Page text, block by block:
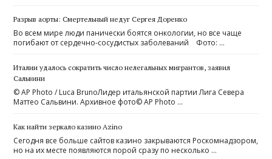
Разрыв аорты: Смертельный недуг Сергея Доренко
Во всем мире люди панически боятся онкологии, но все чаще
погибают от сердечно-сосудистых заболеваний Фото: …
Италии удалось сократить число нелегальных мигрантов, заявил
Сальвини
© AP Photo / Luca BrunoЛидер итальянской партии Лига Севера
Маттео Сальвини. Архивное фото© AP Photo …
Как найти зеркало казино Azino
Сегодня все больше сайтов казино закрываются Роскомнадзором,
но на их месте появляются порой сразу по несколько …